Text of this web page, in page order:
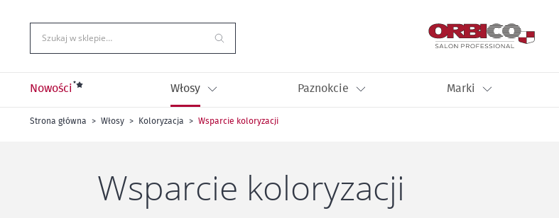
do
treści
Szukaj w sklepie…
Nowości Włosy Paznokcie Marki
Strona główna Włosy Koloryzacja Wsparcie koloryzacji
Wsparcie koloryzacji